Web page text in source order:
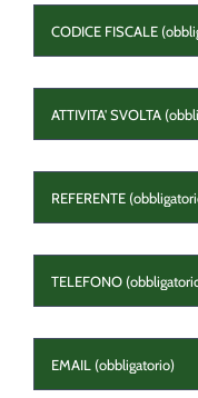
FISCALE *
ATTIVITA'
SVOLTA *
REFERENTE *
TELEFONO *
EMAIL *